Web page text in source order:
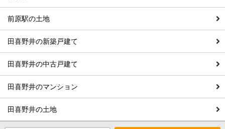
前原駅の土地
田喜野井の新築戸建て
田喜野井の中古戸建て
田喜野井のマンション
田喜野井の土地